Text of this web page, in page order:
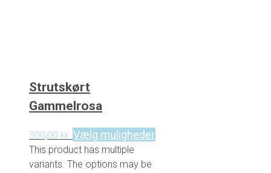
Strutskørt
Gammelrosa
300,00 kr. Vælg muligheder
This product has multiple
variants. The options may be